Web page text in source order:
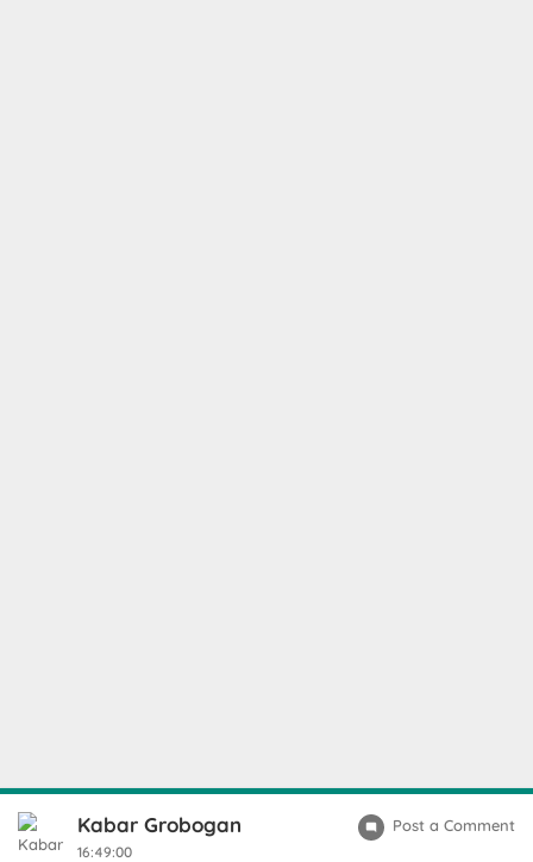
Kabar Grobogan
16:49:00
Post a Comment